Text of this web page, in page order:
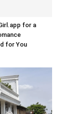
for a
for You